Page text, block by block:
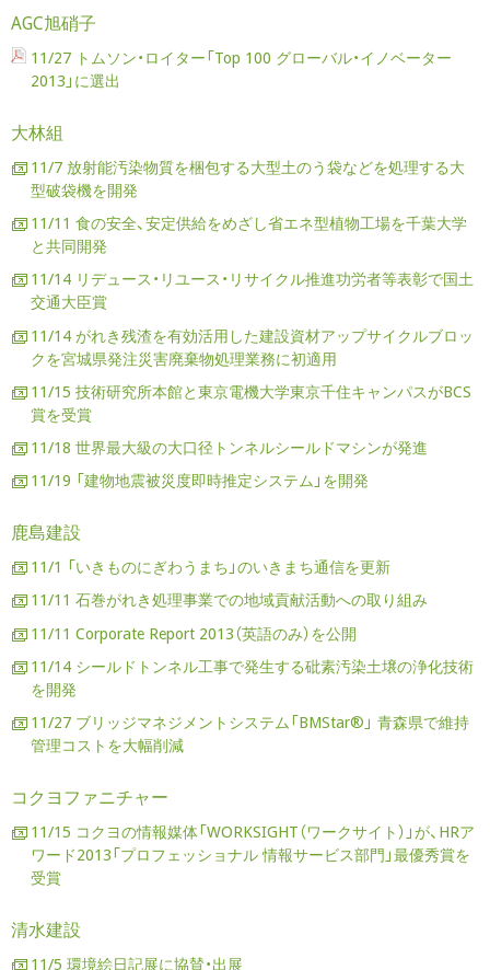
AGC旭硝子
11/27 トムソン・ロイター「Top 100 グローバル・イノベーター
2013」に選出
大林組
11/7 放射能汚染物質を梱包する大型土のう袋などを処理する大
型破袋機を開発
11/11 食の安全、安定供給をめざし省エネ型植物工場を千葉大学
と共同開発
11/14 リデュース・リユース・リサイクル推進功労者等表彰で国土
交通大臣賞
11/14 がれき残渣を有効活用した建設資材アップサイクルブロッ
クを宮城県発注災害廃棄物処理業務に初適用
11/15 技術研究所本館と東京電機大学東京千住キャンパスがBCS
賞を受賞
11/18 世界最大級の大口径トンネルシールドマシンが発進
11/19 「建物地震被災度即時推定システム」を開発
鹿島建設
11/1 「いきものにぎわうまち」のいきまち通信を更新
11/11 石巻がれき処理事業での地域貢献活動への取り組み
11/11 Corporate Report 2013（英語のみ）を公開
11/14 シールドトンネル工事で発生する砒素汚染土壌の浄化技術
を開発
11/27 ブリッジマネジメントシステム「BMStar®」 青森県で維持
管理コストを大幅削減
コクヨファニチャー
11/15 コクヨの情報媒体「WORKSIGHT（ワークサイト）」が、HRア
ワード2013「プロフェッショナル 情報サービス部門」最優秀賞を
受賞
清水建設
11/5 環境絵日記展に協賛・出展